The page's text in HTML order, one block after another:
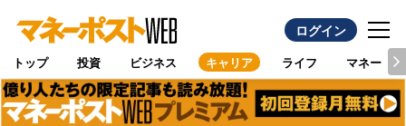
ログイン
トップ 投資 ビジネス キャリア ライフ マネー